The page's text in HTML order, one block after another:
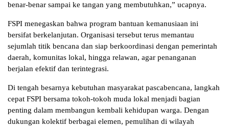
benar-benar sampai ke tangan yang membutuhkan,” ucapnya.
FSPI menegaskan bahwa program bantuan kemanusiaan ini
bersifat berkelanjutan. Organisasi tersebut terus memantau
sejumlah titik bencana dan siap berkoordinasi dengan pemerintah
daerah, komunitas lokal, hingga relawan, agar penanganan
berjalan efektif dan terintegrasi.
Di tengah besarnya kebutuhan masyarakat pascabencana, langkah
cepat FSPI bersama tokoh-tokoh muda lokal menjadi bagian
penting dalam membangun kembali kehidupan warga. Dengan
dukungan kolektif berbagai elemen, pemulihan di wilayah